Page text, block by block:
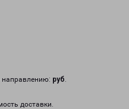
руб.
доставки.